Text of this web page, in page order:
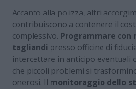
Accanto alla polizza, altri
contribuiscono a contenere il
complessivo. Programmare con
tagliandi presso officine di
intercettare in anticipo eventuali
che piccoli problemi si
onerosi. Il monitoraggio dello